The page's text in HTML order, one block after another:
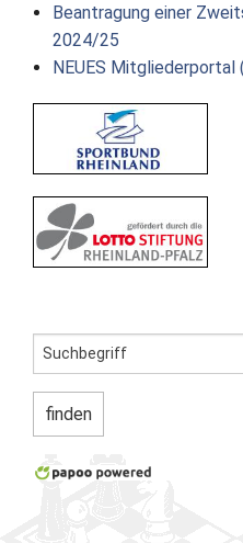
Beantragung einer
2024/25
NEUES Mitgliederportal